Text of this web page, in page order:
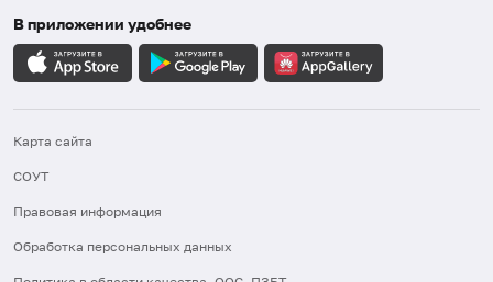
В приложении удобнее
Карта сайта
СОУТ
Правовая информация
Обработка персональных данных